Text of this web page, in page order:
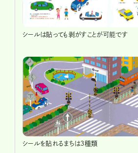
シールは貼っても剥がすことが可能です
シールを貼れるまちは3種類